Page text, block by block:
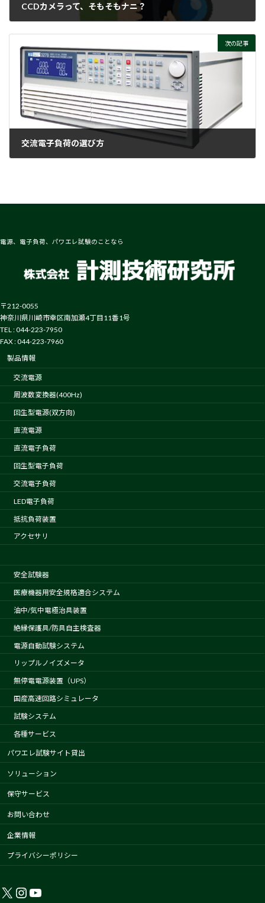
CCDカメラって、そもそもナニ？
2024-04-26
次の記事
交流電子負荷の選び方
2024-05-01
電源、電子負荷、パワエレ試験のことなら
〒212-0055
神奈川県川崎市幸区南加瀬4丁目11番1号
TEL : 044-223-7950
FAX : 044-223-7960
製品情報
交流電源
周波数変換器(400Hz)
回生型電源(双方向)
直流電源
直流電子負荷
回生型電子負荷
交流電子負荷
LED電子負荷
抵抗負荷装置
アクセサリ
安全試験器
医療機器用安全規格適合システム
油中/気中電極治具装置
絶縁保護具/防具自主検査器
電源自動試験システム
リップルノイズメータ
無停電電源装置（UPS）
国産高速回路シミュレータ
試験システム
各種サービス
パワエレ試験サイト貸出
ソリューション
保守サービス
お問い合わせ
企業情報
プライバシーポリシー
X Instagram
YouTube